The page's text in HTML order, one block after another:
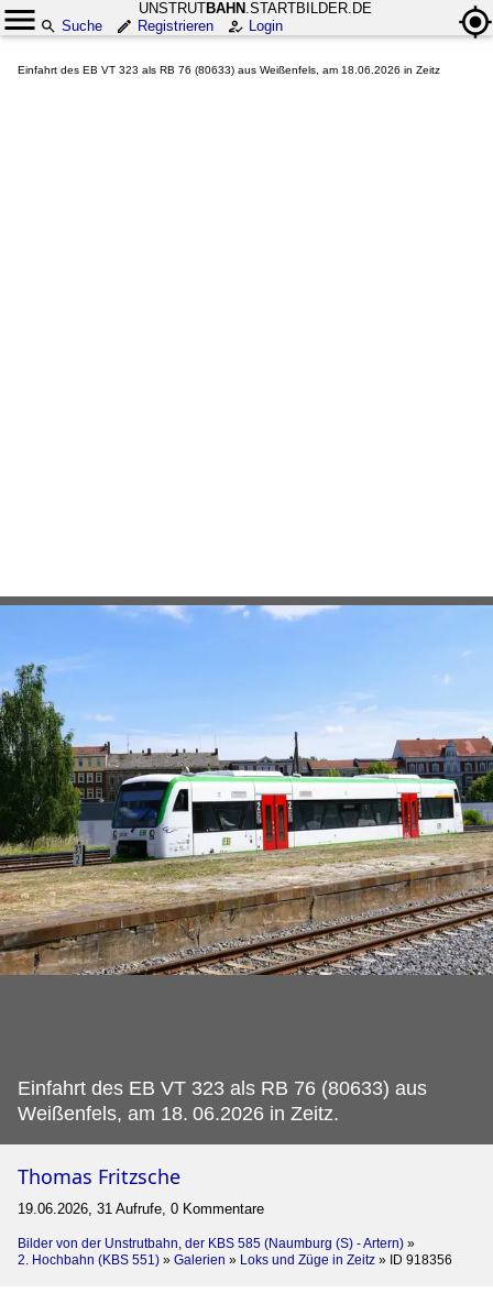
UNSTRUTBAHN .STARTBILDER.DE
Suche
Registrieren Login
Einfahrt des EB VT 323 als RB 76 (80633) aus Weißenfels, am 18.06.2026 in Zeitz
Einfahrt des EB VT 323 als RB 76 (80633) aus
Weißenfels, am 18. 06.2026 in Zeitz.
Thomas Fritzsche
19.06.2026, 31 Aufrufe, 0 Kommentare
Bilder von der Unstrutbahn, der KBS 585 (Naumburg (S) - Artern) »
2. Hochbahn (KBS 551) » Galerien » Loks und Züge in Zeitz » ID 918356